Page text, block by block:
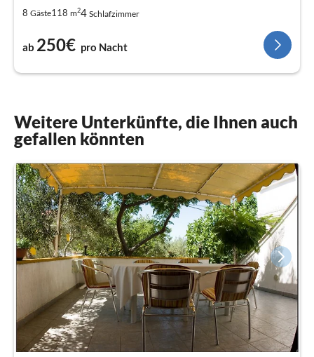
8 Gäste118 m24 Schlafzimmer
ab 250€ pro Nacht
Weitere Unterkünfte, die Ihnen auch
gefallen könnten